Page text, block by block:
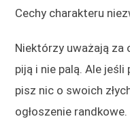
Cechy charakteru
Niektórzy uważają za
piją i nie palą. Ale
pisz nic o swoich
ogłoszenie randkowe.